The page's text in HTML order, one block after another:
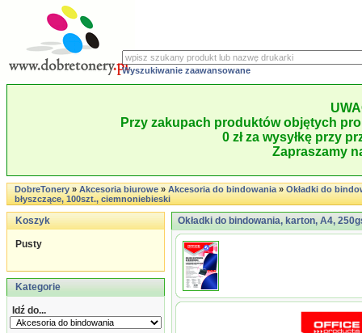
Wyszukiwanie zaawansowane
Przy zakupach produktów objętych
0 zł za wysyłkę przy
Zapraszamy
DobreTonery»Akcesoria biurowe»Akcesoria do bindowania»Okładki do
błyszczące, 100szt., ciemnoniebieski
Koszyk
Pusty
Kategorie
Idź do...
Okładki do bindowania, karton, A4,